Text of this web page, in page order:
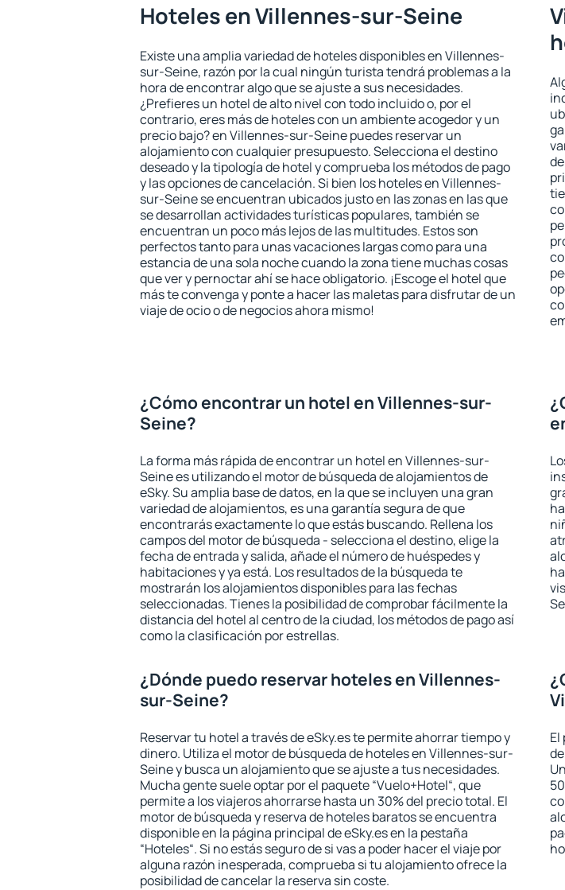
Hoteles en Villennes-sur-Seine
Existe una amplia variedad de hoteles disponibles en Villennes-
sur-Seine, razón por la cual ningún turista tendrá problemas a la
hora de encontrar algo que se ajuste a sus necesidades.
¿Prefieres un hotel de alto nivel con todo incluido o, por el
contrario, eres más de hoteles con un ambiente acogedor y un
precio bajo? en Villennes-sur-Seine puedes reservar un
alojamiento con cualquier presupuesto. Selecciona el destino
deseado y la tipología de hotel y comprueba los métodos de pago
y las opciones de cancelación. Si bien los hoteles en Villennes-
sur-Seine se encuentran ubicados justo en las zonas en las que
se desarrollan actividades turísticas populares, también se
encuentran un poco más lejos de las multitudes. Estos son
perfectos tanto para unas vacaciones largas como para una
estancia de una sola noche cuando la zona tiene muchas cosas
que ver y pernoctar ahí se hace obligatorio. ¡Escoge el hotel que
más te convenga y ponte a hacer las maletas para disfrutar de un
viaje de ocio o de negocios ahora mismo!
¿Cómo encontrar un hotel en Villennes-sur-
Seine?
La forma más rápida de encontrar un hotel en Villennes-sur-
Seine es utilizando el motor de búsqueda de alojamientos de
eSky. Su amplia base de datos, en la que se incluyen una gran
variedad de alojamientos, es una garantía segura de que
encontrarás exactamente lo que estás buscando. Rellena los
campos del motor de búsqueda - selecciona el destino, elige la
fecha de entrada y salida, añade el número de huéspedes y
habitaciones y ya está. Los resultados de la búsqueda te
mostrarán los alojamientos disponibles para las fechas
seleccionadas. Tienes la posibilidad de comprobar fácilmente la
distancia del hotel al centro de la ciudad, los métodos de pago así
como la clasificación por estrellas.
¿Dónde puedo reservar hoteles en Villennes-
sur-Seine?
Reservar tu hotel a través de eSky.es te permite ahorrar tiempo y
dinero. Utiliza el motor de búsqueda de hoteles en Villennes-sur-
Seine y busca un alojamiento que se ajuste a tus necesidades.
Mucha gente suele optar por el paquete “Vuelo+Hotel“, que
permite a los viajeros ahorrarse hasta un 30% del precio total. El
motor de búsqueda y reserva de hoteles baratos se encuentra
disponible en la página principal de eSky.es en la pestaña
“Hoteles“. Si no estás seguro de si vas a poder hacer el viaje por
alguna razón inesperada, comprueba si tu alojamiento ofrece la
posibilidad de cancelar la reserva sin coste.